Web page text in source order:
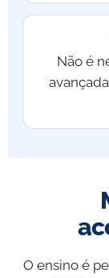
Não é
O ensino é